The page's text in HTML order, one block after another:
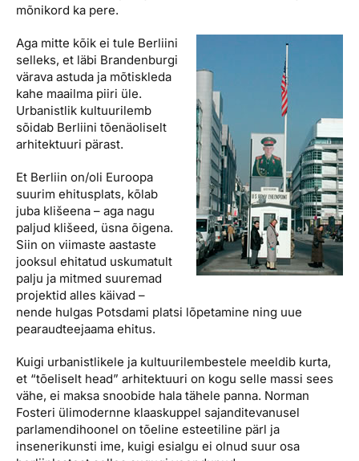
mõnikord ka pere.
Aga mitte kõik ei tule Berliini
selleks, et läbi Brandenburgi
värava astuda ja mõtiskleda
kahe maailma piiri üle.
Urbanistlik kultuurilemb
sõidab Berliini tõenäoliselt
arhitektuuri pärast.
Et Berliin on/oli Euroopa
suurim ehitusplats, kõlab
juba klišeena – aga nagu
paljud klišeed, üsna õigena.
Siin on viimaste aastaste
jooksul ehitatud uskumatult
palju ja mitmed suuremad
projektid alles käivad –
nende hulgas Potsdami platsi lõpetamine ning uue
pearaudteejaama ehitus.
Kuigi urbanistlikele ja kultuurilembestele meeldib kurta,
et “tõeliselt head” arhitektuuri on kogu selle massi sees
vähe, ei maksa snoobide hala tähele panna. Norman
Fosteri ülimodernne klaaskuppel sajanditevanusel
parlamendihoonel on tõeline esteetiline pärl ja
insenerikunsti ime, kuigi esialgu ei olnud suur osa